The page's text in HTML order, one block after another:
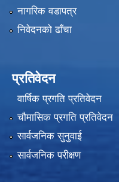
नागरिक वडापत्र
निवेदनको ढाँचा
प्रतिवेदन
वार्षिक प्रगति प्रतिवेदन
चौमासिक प्रगति प्रतिवेदन
सार्वजनिक सुनुवाई
सार्वजनिक परीक्षण